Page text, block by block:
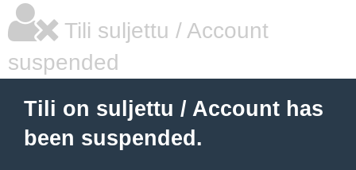
Tili suljettu / Account
suspended
Tili on suljettu / Account has
been suspended.